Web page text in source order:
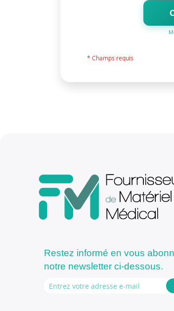
Restez informé en vous
notre newsletter ci-dessous.